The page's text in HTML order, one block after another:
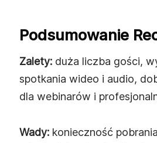
Podsumowanie
Zalety: duża liczba gości,
spotkania wideo i audio,
dla webinarów i
Wady: konieczność